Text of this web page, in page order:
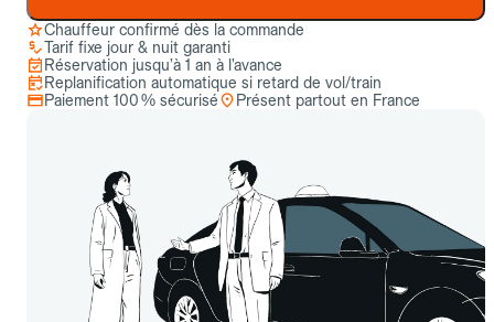
Chauffeur confirmé dès la commande
Tarif fixe jour & nuit garanti
Réservation jusqu’à 1 an à l’avance
Replanification automatique si retard de vol/train
Paiement 100 % sécurisé
Présent partout en France